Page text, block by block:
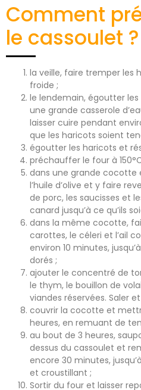
Comment
le cassoulet ?
la veille, faire tremper les
froide ;
le lendemain, égoutter
une grande casserole
laisser cuire pendant
que les haricots soient
égoutter les haricots et
préchauffer le four à
dans une grande
l’huile d’olive et y faire
de porc, les saucisses et
canard jusqu’à ce qu’ils
dans la même cocotte,
carottes, le céleri et l’ail
environ 10 minutes,
dorés ;
ajouter le concentré de
le thym, le bouillon de
viandes réservées. Saler
couvrir la cocotte et
heures, en remuant de
au bout de 3 heures,
dessus du cassoulet et
encore 30 minutes,
et croustillant ;
Sortir du four et laisser